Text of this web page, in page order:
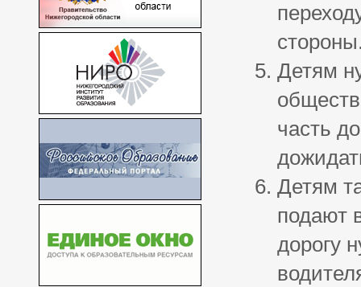
Детям
часть
Детям
подают
дорогу